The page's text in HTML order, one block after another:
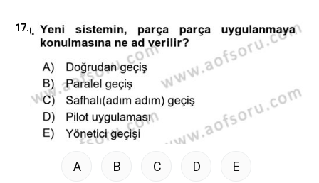
17.
A B C D E